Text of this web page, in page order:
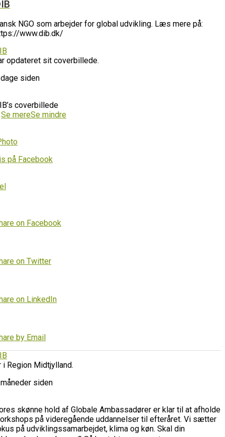
NGO som arbejder for global udvikling. Læs mere på:
www.dib.dk/
opdateret sit coverbillede.
siden
coverbillede
Se mereSe mindre
på Facebook
on Facebook
on Twitter
on LinkedIn
by Email
i Region Midtjylland.
siden
skønne hold af Globale Ambassadører er klar til at afholde
på videregående uddannelser til efteråret. Vi sætter
på udviklingssamarbejdet, klima og køn. Skal din